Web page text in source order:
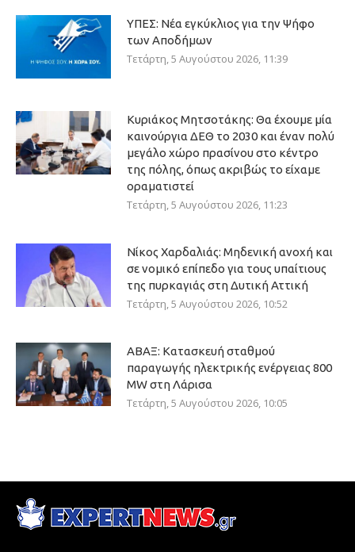
ΥΠΕΣ: Νέα εγκύκλιος για την Ψήφο
των Αποδήμων
Τετάρτη, 5 Αυγούστου 2026, 11:39
Κυριάκος Μητσοτάκης: Θα έχουμε μία
καινούργια ΔΕΘ το 2030 και έναν πολύ
μεγάλο χώρο πρασίνου στο κέντρο
της πόλης, όπως ακριβώς το είχαμε
οραματιστεί
Τετάρτη, 5 Αυγούστου 2026, 11:23
Νίκος Χαρδαλιάς: Μηδενική ανοχή και
σε νομικό επίπεδο για τους υπαίτιους
της πυρκαγιάς στη Δυτική Αττική
Τετάρτη, 5 Αυγούστου 2026, 10:52
ΑΒΑΞ: Κατασκευή σταθμού
παραγωγής ηλεκτρικής ενέργειας 800
ΜW στη Λάρισα
Τετάρτη, 5 Αυγούστου 2026, 10:05